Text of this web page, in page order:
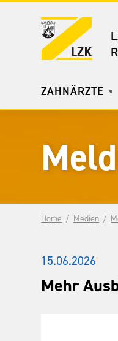
ZAHNÄRZTE
Home Medien
15.06.2026
Mehr